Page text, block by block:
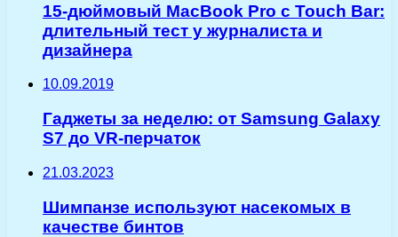
15-дюймовый MacBook Pro с Touch Bar:
длительный тест у журналиста и
дизайнера
10.09.2019
Гаджеты за неделю: от Samsung Galaxy
S7 до VR-перчаток
21.03.2023
Шимпанзе используют насекомых в
качестве бинтов